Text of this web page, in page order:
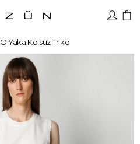
O Yaka Kolsuz Triko